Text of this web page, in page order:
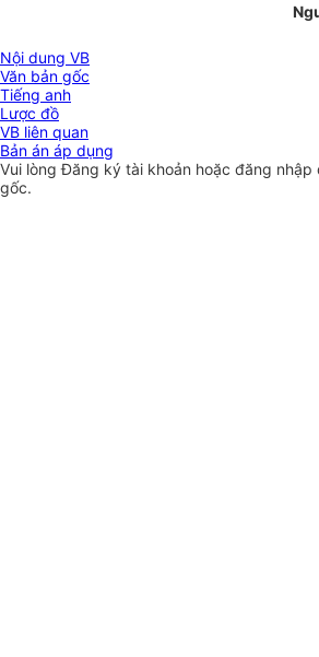
Nội dung VB
Văn bản gốc
Tiếng anh
Lược đồ
VB liên quan
Bản án áp dụng
Vui lòngĐăng ký tài khoản hoặc đăng nhập
gốc.